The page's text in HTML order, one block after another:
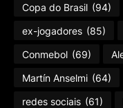
Copa do Brasil (94)
ex-jogadores (85)
Conmebol (69)
Martín Anselmi (64)
redes sociais (61)